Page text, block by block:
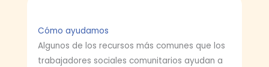
Cómo ayudamos
Algunos de los recursos más comunes que los
trabajadores sociales comunitarios ayudan a